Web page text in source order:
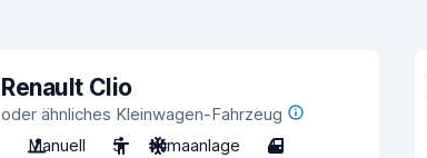
Renault Clio
oder ähnliches Kleinwagen-Fahrzeug
Manuell
5 Klimaanlage 4